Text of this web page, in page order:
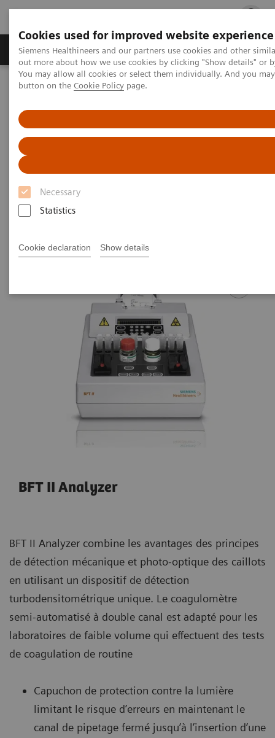
Cookies used for improved website experience
Siemens Healthineers and our partners use cookies and other
out more about how we use cookies by clicking "Show details" or
You may allow all cookies or select them individually. And you
button on the Cookie Policy page.
Necessary
Statistics
Cookie declaration Show details
Produits & services Spécialités cliniques
Accueil
Diagnostic de laboratoire
BFT II Analyzer
BFT II Analyzer
Un analyseur performant dédié aux
laboratoires de petite activité
BFT II Analyzer
BFT II Analyzer combine les avantages des principes
de détection mécanique et photo-optique des caillots
en utilisant un dispositif de détection
turbodensitométrique unique. Le coagulomètre
semi-automatisé à double canal est adapté pour les
laboratoires de faible volume qui effectuent des tests
de coagulation de routine
Capuchon de protection contre la lumière
limitant le risque d’erreurs en maintenant le
canal de pipetage fermé jusqu’à l’insertion d’une